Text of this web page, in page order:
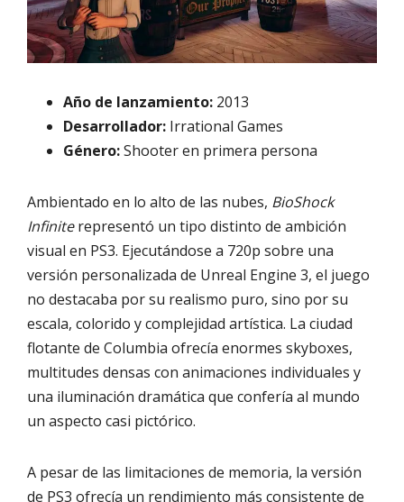
Año de lanzamiento: 2013
Desarrollador: Irrational Games
Género:Shooter en primera persona
Ambientado en lo alto de las nubes, BioShock
Infiniterepresentó un tipo distinto de ambición
visual en PS3. Ejecutándose a 720p sobre una
versión personalizada de Unreal Engine 3, el juego
no destacaba por su realismo puro, sino por su
escala, colorido y complejidad artística. La ciudad
flotante de Columbia ofrecía enormes skyboxes,
multitudes densas con animaciones individuales y
una iluminación dramática que confería al mundo
un aspecto casi pictórico.
A pesar de las limitaciones de memoria, la versión
de PS3 ofrecía un rendimiento más consistente de